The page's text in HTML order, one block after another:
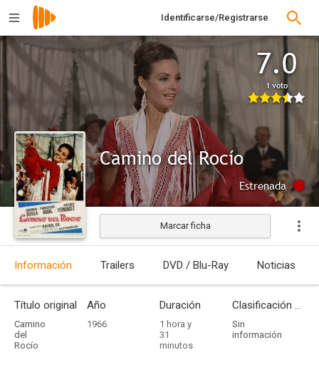
Identificarse/Registrarse
7.0
1 voto
Camino del Rocío
Estrenada
Marcar ficha
Información Trailers DVD / Blu-Ray Noticias
Título original
Camino
del
Rocío
Año
1966
Duración
1 hora y
31
minutos
Clasificación por edades
Sin
información